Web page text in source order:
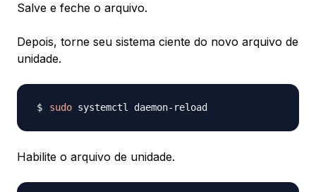
Salve e feche o arquivo.
Depois, torne seu sistema ciente do novo arquivo de
unidade.
sudo
Habilite o arquivo de unidade.